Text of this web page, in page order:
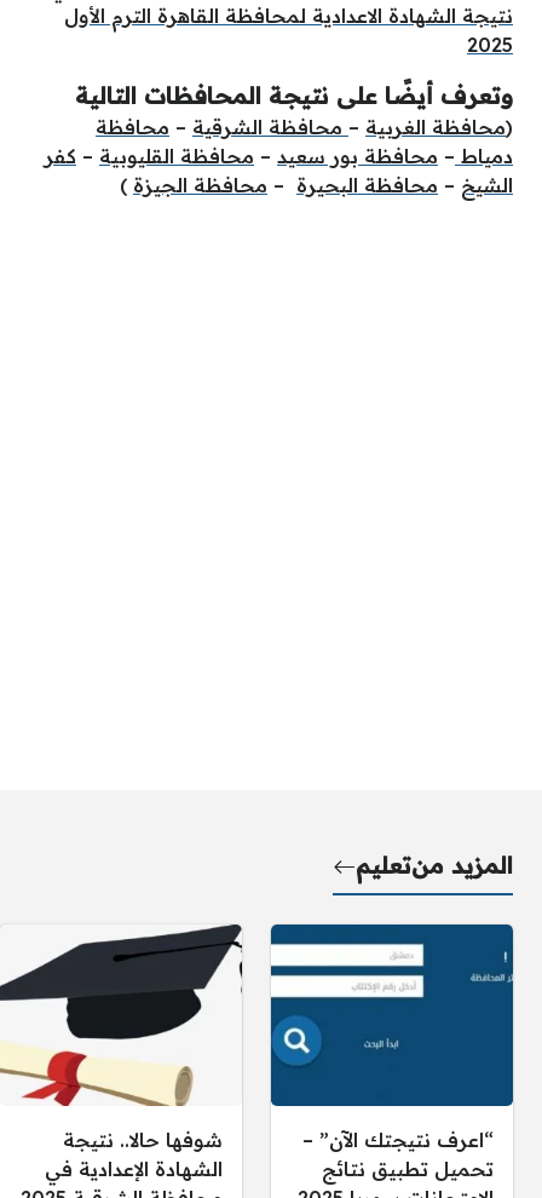
نتيجة الشهادة الاعدادية لمحافظة القاهرة الترم الأول
2025
وتعرف أيضًا على نتيجة المحافظات التالية
(محافظة الغربية – محافظة الشرقية – محافظة
دمياط – محافظة بور سعيد – محافظة القليوبية – كفر
الشيخ – محافظة البحيرة – محافظة الجيزة )
المزيد منتعليم
“اعرف نتيجتك الآن” –
تحميل تطبيق نتائج
شوفها حالا.. نتيجة
الشهادة الإعدادية في